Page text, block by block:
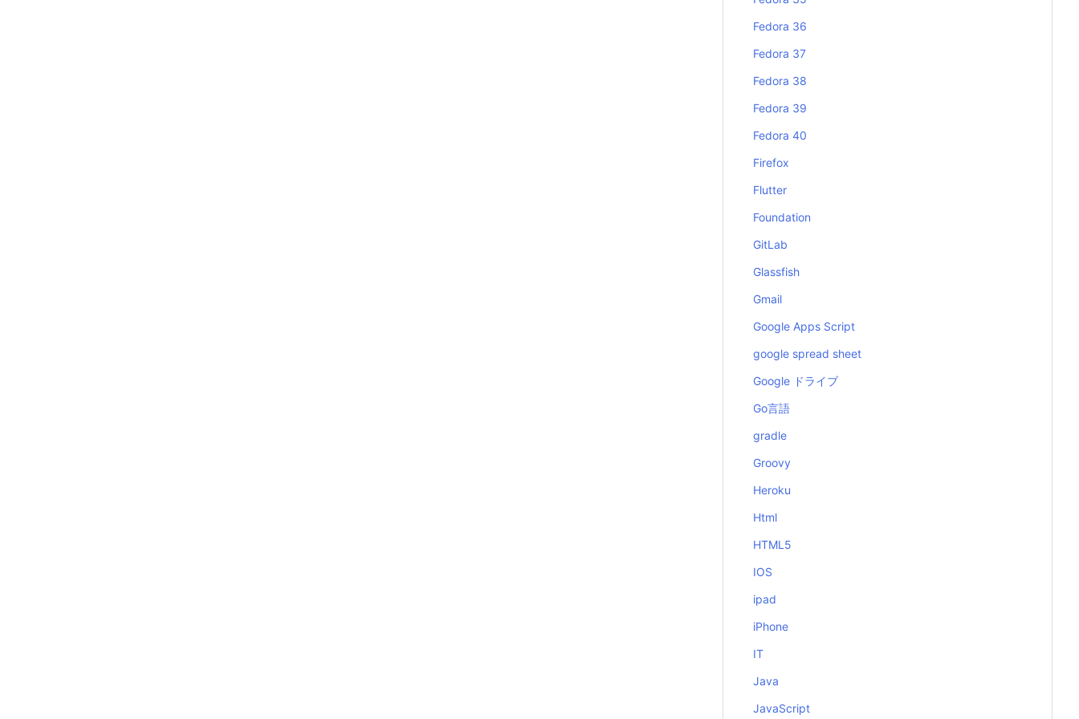
Fedora 36
Fedora 37
Fedora 38
Fedora 39
Fedora 40
Firefox
Flutter
Foundation
GitLab
Glassfish
Gmail
Google Apps Script
google spread sheet
Google ドライブ
Go言語
gradle
Groovy
Heroku
Html
HTML5
IOS
ipad
iPhone
IT
Java
JavaScript